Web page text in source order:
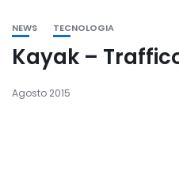
NEWS TECNOLOGIA
Kayak –
Agosto 2015